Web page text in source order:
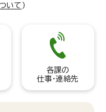
いて ）
各課の
仕事・連絡先